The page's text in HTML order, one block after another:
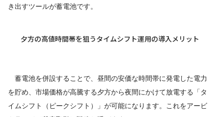
き出すツールが蓄電池です。
夕方の高値時間帯を狙うタイムシフト運用の導入メリット
蓄電池を併設することで、昼間の安価な時間帯に発電した電力
を貯め、市場価格が高騰する夕方から夜間にかけて放電する「タ
イムシフト（ピークシフト）」が可能になります。これをアービ